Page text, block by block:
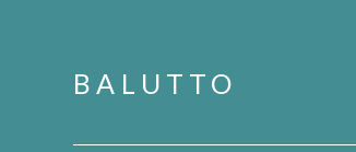
BALUTTO